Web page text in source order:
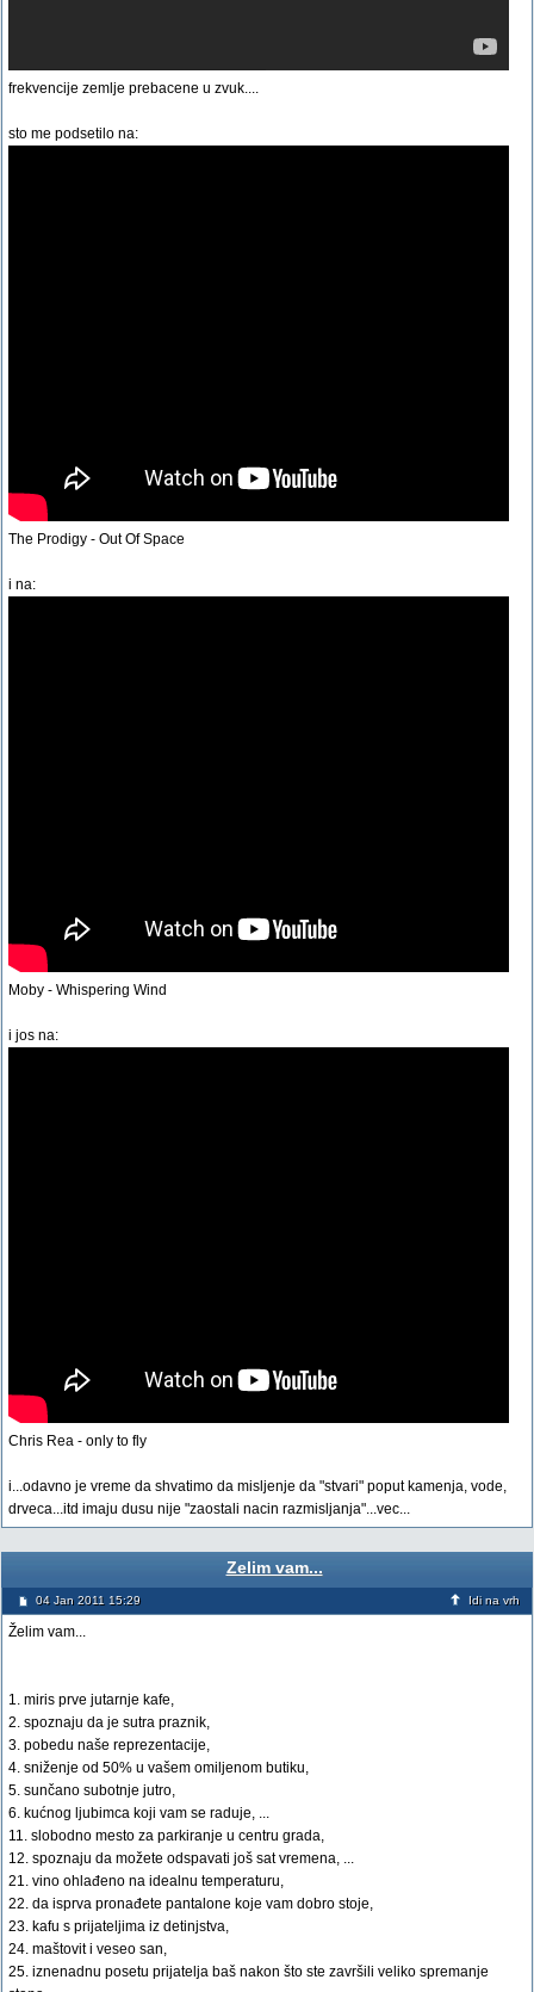
frekvencije zemlje prebacene u zvuk....
sto me podsetilo na:
The Prodigy - Out Of Space
i na:
Moby - Whispering Wind
i jos na:
Chris Rea - only to fly
i...odavno je vreme da shvatimo da misljenje da "stvari" poput kamenja, vode,
drveca...itd imaju dusu nije "zaostali nacin razmisljanja"...vec...
Zelim vam...
04 Jan 2011 15:29 Idi na vrh
Želim vam...
1. miris prve jutarnje kafe,
2. spoznaju da je sutra praznik,
3. pobedu naše reprezentacije,
4. sniženje od 50% u vašem omiljenom butiku,
5. sunčano subotnje jutro,
6. kućnog ljubimca koji vam se raduje, ...
11. slobodno mesto za parkiranje u centru grada,
12. spoznaju da možete odspavati još sat vremena, ...
21. vino ohlađeno na idealnu temperaturu,
22. da isprva pronađete pantalone koje vam dobro stoje,
23. kafu s prijateljima iz detinjstva,
24. maštovit i veseo san,
25. iznenadnu posetu prijatelja baš nakon što ste završili veliko spremanje